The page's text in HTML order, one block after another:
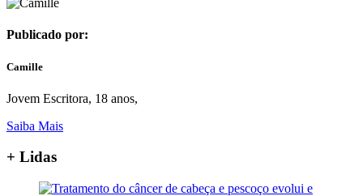
Publicado por:
Camille
Jovem Escritora, 18 anos,
Saiba Mais
+ Lidas